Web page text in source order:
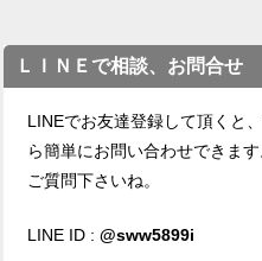
ＬＩＮＥで相談、お問合せ
LINEでお友達登録して頂くと
ら簡単にお問い合わせできま
ご質問下さいね。
LINE ID : @sww5899i